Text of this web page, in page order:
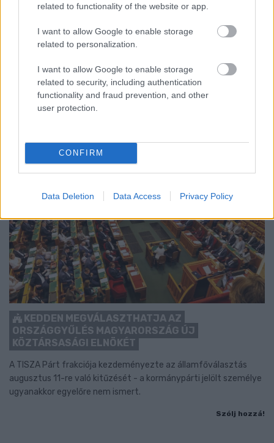
related to functionality of the website or app.
I want to allow Google to enable storage
related to personalization.
I want to allow Google to enable storage
related to security, including authentication
functionality and fraud prevention, and other
user protection.
CONFIRM
Data Deletion Data Access Privacy Policy
CZUNYINÉ HARCA A GMAIL ÉS AZ ÖNKÉNY ELLEN
- LETILTOTTA A GOOGLE A VÉDVONAL LEVELEZŐ
FIÓKJÁT
szolgáltatást használt, hogy megvédje a Fidesz maradékát.
KEDDEN MEGVÁLASZTHATJA AZ
ORSZÁGGYŰLÉS MAGYARORSZÁG ÚJ
KÖZTÁRSASÁGI ELNÖKÉT
A TISZA Párt frakciója kezdeményezte az államfőválasztás
augusztus 11-re való kitűzését - a kormánypárti jelölt személye
ugyanakkor egyelőre nem ismert.
Szólj hozzá!